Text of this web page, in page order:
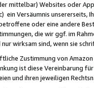
mittelbar) Websites oder
ein Versäumnis unsererseits,
oder eine andere
die wir ggf. im
wirksam sind, wenn sie
Zustimmung von
ist diese Vereinbarung
und ihren jeweiligen